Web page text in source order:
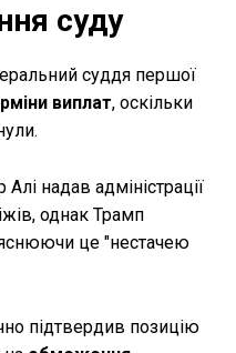
суду
суддя першої
виплат, оскільки
надав адміністрації
однак Трамп
це "нестачею
підтвердив позицію